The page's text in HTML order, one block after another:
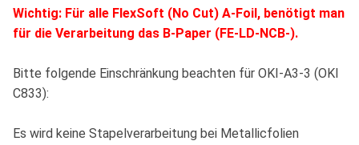
Wichtig: Für alle FlexSoft (No Cut) A-Foil, benötigt man
für die Verarbeitung das B-Paper (FE-LD-NCB-).
Bitte folgende Einschränkung beachten für OKI-A3-3 (OKI
C833):
Es wird keine Stapelverarbeitung bei Metallicfolien